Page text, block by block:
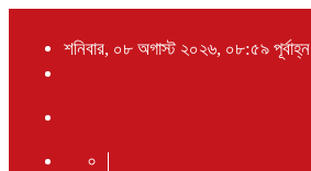
শনিবার, ০৮ অগাস্ট ২০২৬, ০৮:৫৯ পূর্বাহ্ন